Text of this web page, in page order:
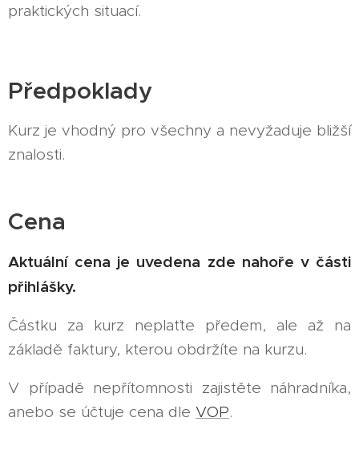
praktických situací.
Předpoklady
Kurz je vhodný pro všechny a nevyžaduje bližší
znalosti.
Cena
Aktuální cena je uvedena zde nahoře v části
přihlášky.
Částku za kurz neplaťte předem, ale až na
základě faktury, kterou obdržíte na kurzu.
V případě nepřítomnosti zajistěte náhradníka,
anebo se účtuje cena dle VOP.